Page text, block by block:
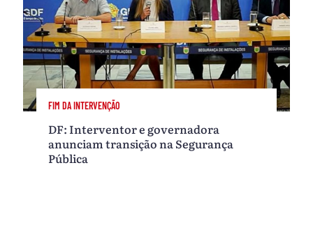
FIM DA INTERVENÇÃO
DF: Interventor e governadora
anunciam transição na Segurança
Pública